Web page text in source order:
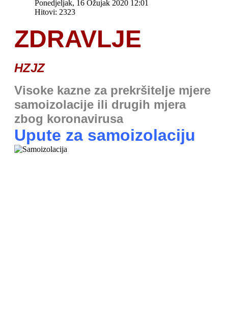
Ponedjeljak, 16 Ožujak 2020 12:01
Hitovi: 2323
ZDRAVLJE
HZJZ
Visoke kazne za prekršitelje mjere
samoizolacije ili drugih mjera
zbog koronavirusa
Upute za samoizolaciju